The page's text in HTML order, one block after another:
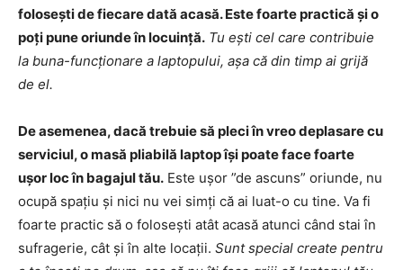
folosești de fiecare dată acasă. Este foarte practică și o
poți pune oriunde în locuință. Tu ești cel care contribuie
la buna-funcționare a laptopului, așa că din timp ai grijă
de el.
De asemenea, dacă trebuie să pleci în vreo deplasare cu
serviciul, o masă pliabilă laptop își poate face foarte
ușor loc în bagajul tău. Este ușor ”de ascuns” oriunde, nu
ocupă spațiu și nici nu vei simți că ai luat-o cu tine. Va fi
foarte practic să o folosești atât acasă atunci când stai în
sufragerie, cât și în alte locații. Sunt special create pentru